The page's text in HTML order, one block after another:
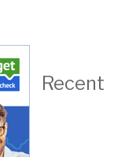
Recent